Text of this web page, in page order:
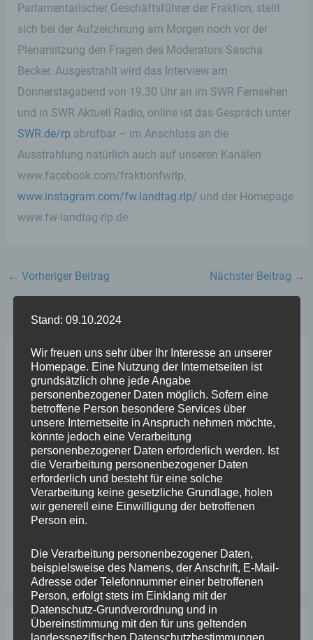
Parlamentarischer Geschäftsführer der Fraktion, stellt
sich bei der Aufzeichnung am Morgen noch vor der
Plenarsitzung den Fragen des Moderators Sascha
Becker. Ausgestrahlt wird das Interview am
Donnerstagabend von 19.30 Uhr an im SWR Fernsehen
und in SWR Aktuell Radio, online ist das Gespräch unter
SWR.de/rp abrufbar – im Anschluss an die
Ausstrahlung natürlich auch auf unseren Kanälen
www.facebook.com/fraktionfwrlp,
www.instagram.com/fw.landtag.rlp/ und der Homepage
www.fw-landtag-rlp.de
← Vorheriger Beitrag Nächster Beitrag →
Neueste Beiträge
Wefelscheid lehnt Verfassungsänderung ab
VfL Kesselheim e.V. bittet Stadt um Unterstützung bei
Sanierung des Sportplatzes
Engstelle in Aachener Straße – Wefelscheid: „Rübenach
erstickt im Verkehr“
Wefelscheid bei 3-jährigem Jubiläum von Particura
Stand: 09.10.2024
Wir freuen uns sehr über Ihr Interesse an unserer
Homepage. Eine Nutzung der Internetseiten ist
grundsätzlich ohne jede Angabe
personenbezogener Daten möglich. Sofern eine
betroffene Person besondere Services über
unsere Internetseite in Anspruch nehmen möchte,
könnte jedoch eine Verarbeitung
personenbezogener Daten erforderlich werden. Ist
die Verarbeitung personenbezogener Daten
erforderlich und besteht für eine solche
Verarbeitung keine gesetzliche Grundlage, holen
wir generell eine Einwilligung der betroffenen
Person ein.
Die Verarbeitung personenbezogener Daten,
beispielsweise des Namens, der Anschrift, E-Mail-
Adresse oder Telefonnummer einer betroffenen
Person, erfolgt stets im Einklang mit der
Datenschutz-Grundverordnung und in
Übereinstimmung mit den für uns geltenden
landesspezifischen Datenschutzbestimmungen.